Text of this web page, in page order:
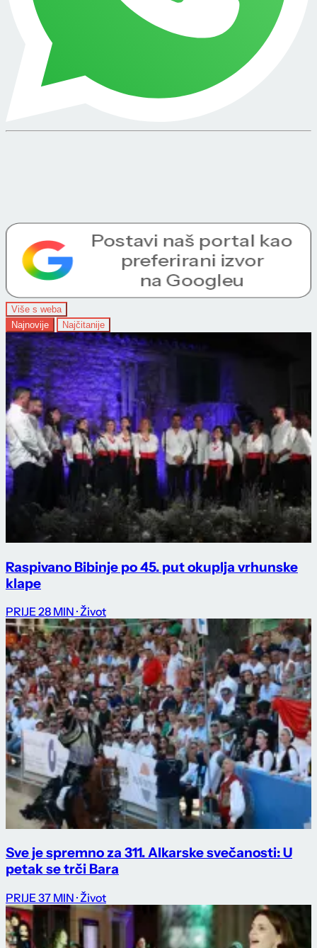
Više s weba
Najnovije
Najčitanije
Raspivano Bibinje po 45. put okuplja vrhunske
klape
PRIJE 28 MIN · Život
Sve je spremno za 311. Alkarske svečanosti: U
petak se trči Bara
PRIJE 37 MIN · Život